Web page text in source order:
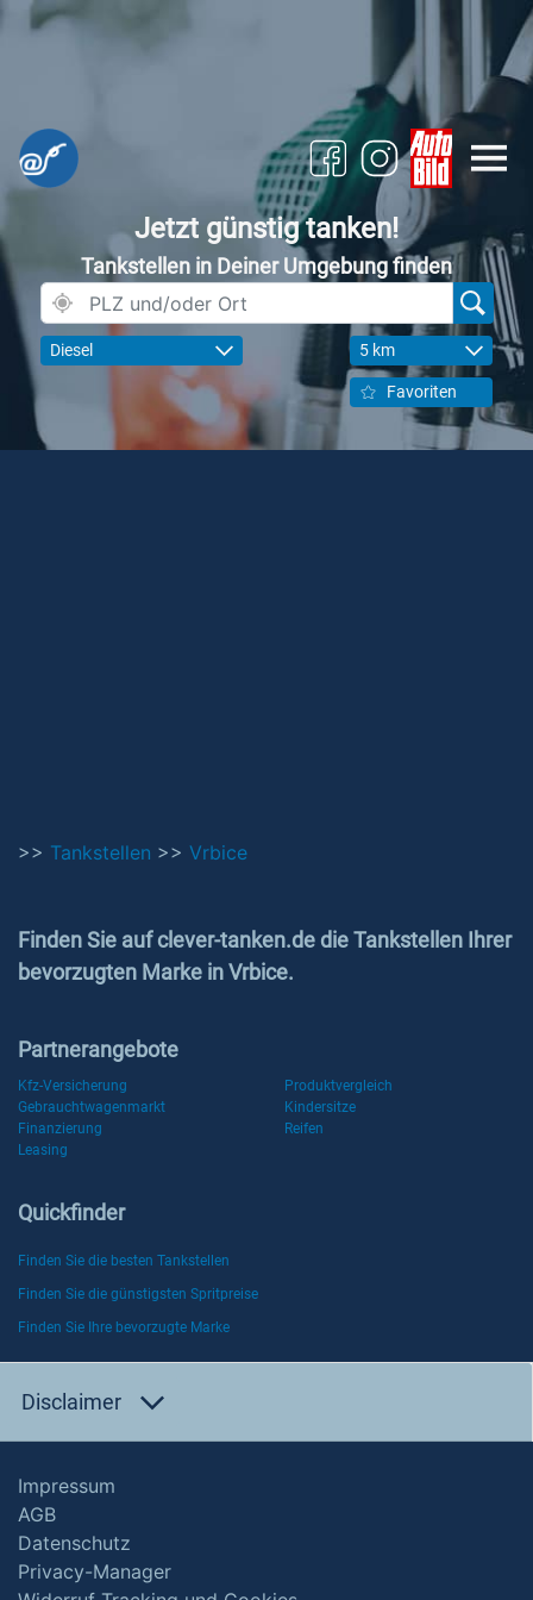
Jetzt günstig tanken!
Tankstellen in Deiner Umgebung finden
Diesel 5 km
Favoriten
>> Tankstellen >> Vrbice
Finden Sie auf clever-tanken.de die Tankstellen Ihrer
bevorzugten Marke in Vrbice.
Partnerangebote
Kfz-Versicherung
Produktvergleich
Gebrauchtwagenmarkt
Kindersitze
Finanzierung
Reifen
Leasing
Quickfinder
Finden Sie die besten Tankstellen
Finden Sie die günstigsten Spritpreise
Finden Sie Ihre bevorzugte Marke
Disclaimer
Impressum
AGB
Datenschutz
Privacy-Manager